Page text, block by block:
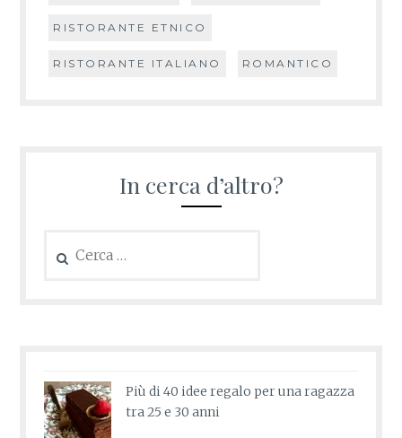
RISTORANTE ETNICO
RISTORANTE ITALIANO ROMANTICO
In cerca d’altro?
per:
Più di 40 idee regalo per una ragazza
tra 25 e 30 anni